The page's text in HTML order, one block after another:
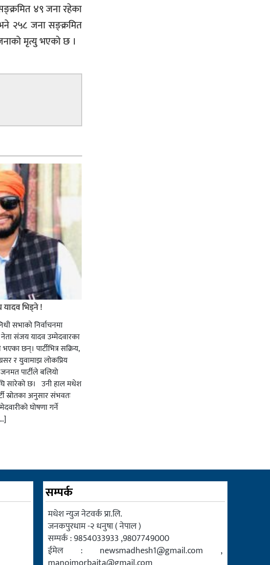
४९ जना रहेका
२५८ जना सङ्क्रमित
मृत्यु भएको छ ।
यादव भिड्ने !
सभाको निर्वाचनमा
नेता संजय यादव उम्मेदवारका
छन्। पार्टीभित्र सक्रिय,
र युवामाझ लोकप्रिय
पार्टीले बलियो
सारेको छ। उनी हाल मधेश
स्रोतका अनुसार संभवतः
घोषणा गर्ने
सम्पर्क
मधेश न्युज नेटवर्क प्रा.लि.
जनकपुरधाम -२ धनुषा ( नेपाल )
सम्पर्क : 9854033933 ,9807749000
ईमेल : newsmadhesh1@gmail.com ,